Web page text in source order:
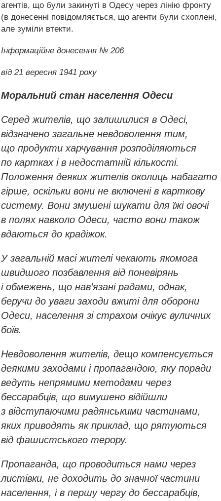
агентів, що були закинуті в Одесу через лінію фронту
(в донесенні повідомляється, що агенти були схоплені,
але зуміли втекти.
Інформаційне донесення № 206
від 21 вересня 1941 року
Моральний стан населення Одеси
Серед жителів, що залишилися в Одесі,
відзначено загальне невдоволення тим,
що продукти харчування розподіляються
по картках і в недостатній кількості.
Положення деяких жителів околиць набагато
гірше, оскільки вони не включені в карткову
систему. Вони змушені шукати для їжі овочі
в полях навколо Одеси, часто вони також
вдаються до крадіжок.
У загальній масі жителі чекають якомога
швидшого позбавлення від поневірянь
і обмежень, що нав’язані радами, однак,
беручи до уваги заходи вжиті для оборони
Одеси, населення зі страхом очікує вуличних
боїв.
Невдоволення жителів, дещо компенсується
деякими заходами і пропагандою, яку поради
ведуть непрямими методами через
бессарабців, що вимушено відійшли
з відступаючими радянськими частинами,
яких приводять як приклад, що рятуються
від фашистського терору.
Пропаганда, що проводиться нами через
листівки, не доходить до значної частини
населення, і в першу чергу до бессарабців,